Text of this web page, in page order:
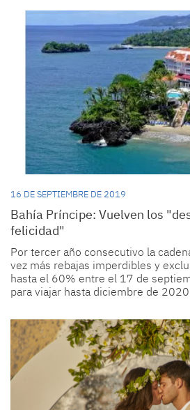
16 DE SEPTIEMBRE DE 2019
Bahía Príncipe: Vuelven los
felicidad"
Por tercer año consecutivo la
vez más rebajas imperdibles y
hasta el 60% entre el 17 de
para viajar hasta diciembre de